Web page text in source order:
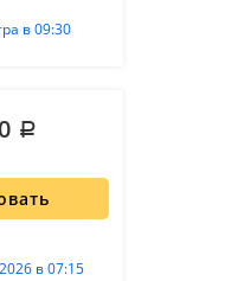
в 09:30
в 07:15